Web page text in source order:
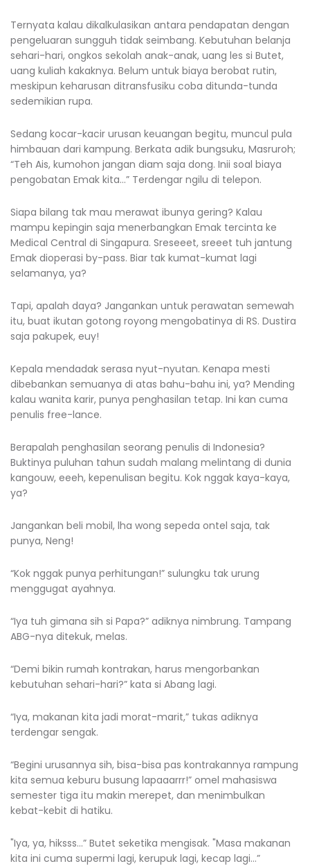
Ternyata kalau dikalkulasikan antara pendapatan dengan
pengeluaran sungguh tidak seimbang. Kebutuhan belanja
sehari-hari, ongkos sekolah anak-anak, uang les si Butet,
uang kuliah kakaknya. Belum untuk biaya berobat rutin,
meskipun keharusan ditransfusiku coba ditunda-tunda
sedemikian rupa.
Sedang kocar-kacir urusan keuangan begitu, muncul pula
himbauan dari kampung. Berkata adik bungsuku, Masruroh;
“Teh Ais, kumohon jangan diam saja dong. Inii soal biaya
pengobatan Emak kita…” Terdengar ngilu di telepon.
Siapa bilang tak mau merawat ibunya gering? Kalau
mampu kepingin saja menerbangkan Emak tercinta ke
Medical Central di Singapura. Sreseeet, sreeet tuh jantung
Emak dioperasi by-pass. Biar tak kumat-kumat lagi
selamanya, ya?
Tapi, apalah daya? Jangankan untuk perawatan semewah
itu, buat ikutan gotong royong mengobatinya di RS. Dustira
saja pakupek, euy!
Kepala mendadak serasa nyut-nyutan. Kenapa mesti
dibebankan semuanya di atas bahu-bahu ini, ya? Mending
kalau wanita karir, punya penghasilan tetap. Ini kan cuma
penulis free-lance.
Berapalah penghasilan seorang penulis di Indonesia?
Buktinya puluhan tahun sudah malang melintang di dunia
kangouw, eeeh, kepenulisan begitu. Kok nggak kaya-kaya,
ya?
Jangankan beli mobil, lha wong sepeda ontel saja, tak
punya, Neng!
“Kok nggak punya perhitungan!” sulungku tak urung
menggugat ayahnya.
“Iya tuh gimana sih si Papa?” adiknya nimbrung. Tampang
ABG-nya ditekuk, melas.
“Demi bikin rumah kontrakan, harus mengorbankan
kebutuhan sehari-hari?” kata si Abang lagi.
“Iya, makanan kita jadi morat-marit,” tukas adiknya
terdengar sengak.
“Begini urusannya sih, bisa-bisa pas kontrakannya rampung
kita semua keburu busung lapaaarrr!” omel mahasiswa
semester tiga itu makin merepet, dan menimbulkan
kebat-kebit di hatiku.
"Iya, ya, hiksss…” Butet seketika mengisak. "Masa makanan
kita ini cuma supermi lagi, kerupuk lagi, kecap lagi…”